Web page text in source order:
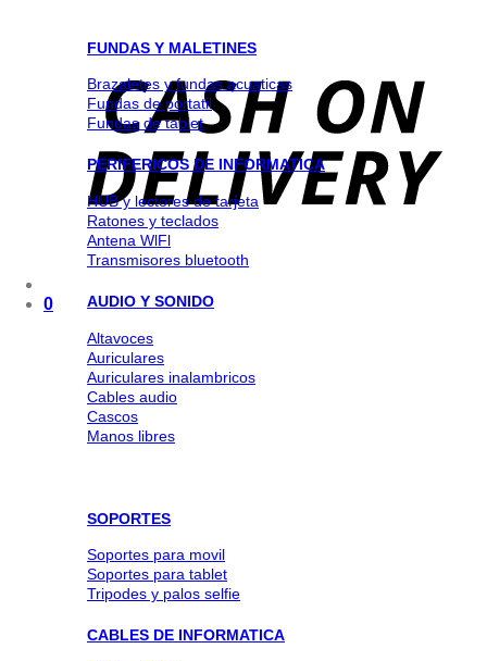
0
FUNDAS Y MALETINES
Brazaletes y fundas acuaticas
Fundas de portatil
Fundas de tablet
PERIFERICOS DE INFORMATICA
HUB y lectores de tarjeta
Ratones y teclados
Antena WlFl
Transmisores bluetooth
AUDIO Y SONIDO
Altavoces
Auriculares
Auriculares inalambricos
Cables audio
Cascos
Manos libres
SOPORTES
Soportes para movil
Soportes para tablet
Tripodes y palos selfie
CABLES DE INFORMATICA